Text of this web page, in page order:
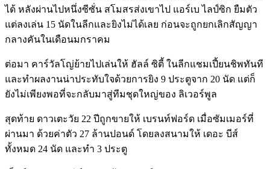
ได้ หลังผ่านไปหนึ่งซีซั่น สโมสรส่งเขาไป แอร์เบ ไลป์ซิก ยืมตัว
แต่ลงเล่น 15 นัดในลีกและยิงไม่ได้เลย ก่อนจะถูกยกเลิกสัญญา
กลางคันในเดือนมกราคม
ต่อมา คาร์วัลโญ่ย้ายไปเล่นให้ ฮัลล์ ซิตี้ ในลีกแชมเปี้ยนชิพทันที
และทำผลงานน่าประทับใจด้วยการยิง 9 ประตูจาก 20 นัด แต่ก็
ยังไม่เพียงพอที่จะกลับมาสู่ทีมชุดใหญ่ของ ลิเวอร์พูล
สุดท้าย ดาวเตะวัย 22 ปีถูกขายให้ เบรนท์ฟอร์ด เมื่อซัมเมอร์ที่
ผ่านมา ด้วยค่าตัว 27 ล้านปอนด์ โดยลงสนามให้ เดอะ บีส์
ทั้งหมด 24 นัด และทำ 3 ประตู